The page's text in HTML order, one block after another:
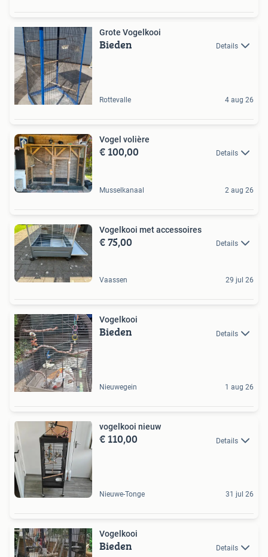
Grote Vogelkooi
Bieden Details
Rottevalle 4 aug 26
Vogel volière
€ 100,00 Details
Musselkanaal 2 aug 26
Vogelkooi met accessoires
€ 75,00 Details
Vaassen 29 jul 26
Vogelkooi
Bieden Details
Nieuwegein 1 aug 26
vogelkooi nieuw
€ 110,00 Details
Nieuwe-Tonge 31 jul 26
Vogelkooi
Bieden Details